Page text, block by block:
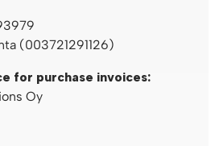
(003721291126)
for purchase invoices:
Oy